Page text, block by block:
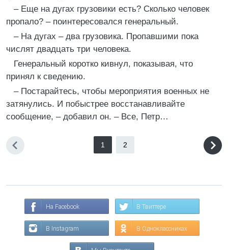
– Еще на дугах грузовики есть? Сколько человек
пропало? – поинтересовался генеральный.
– На дугах – два грузовика. Пропавшими пока
числят двадцать три человека.
Генеральный коротко кивнул, показывая, что
принял к сведению.
– Постарайтесь, чтобы мероприятия военных не
затянулись. И побыстрее восстанавливайте
сообщение, – добавил он. – Все, Петр…
1 2
На Facebook В Твиттере
В Instagram В Одноклассниках